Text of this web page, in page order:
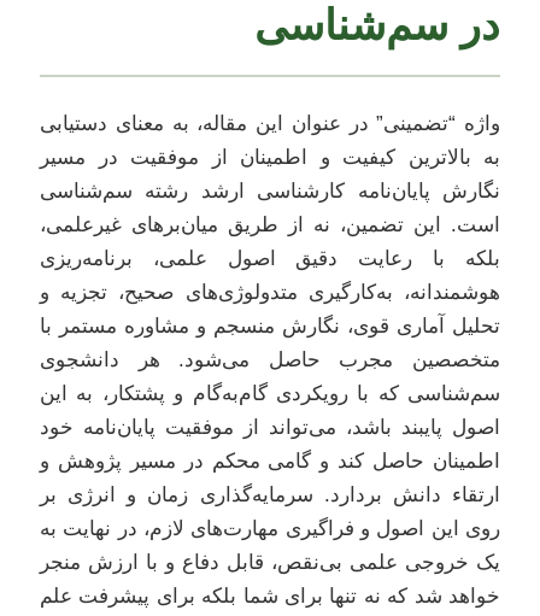
در سم‌شناسی
واژه “تضمینی” در عنوان این مقاله، به معنای دستیابی
به بالاترین کیفیت و اطمینان از موفقیت در مسیر
نگارش پایان‌نامه کارشناسی ارشد رشته سم‌شناسی
است. این تضمین، نه از طریق میان‌برهای غیرعلمی،
بلکه با رعایت دقیق اصول علمی، برنامه‌ریزی
هوشمندانه، به‌کارگیری متدولوژی‌های صحیح، تجزیه و
تحلیل آماری قوی، نگارش منسجم و مشاوره مستمر با
متخصصین مجرب حاصل می‌شود. هر دانشجوی
سم‌شناسی که با رویکردی گام‌به‌گام و پشتکار، به این
اصول پایبند باشد، می‌تواند از موفقیت پایان‌نامه خود
اطمینان حاصل کند و گامی محکم در مسیر پژوهش و
ارتقاء دانش بردارد. سرمایه‌گذاری زمان و انرژی بر
روی این اصول و فراگیری مهارت‌های لازم، در نهایت به
یک خروجی علمی بی‌نقص، قابل دفاع و با ارزش منجر
خواهد شد که نه تنها برای شما بلکه برای پیشرفت علم